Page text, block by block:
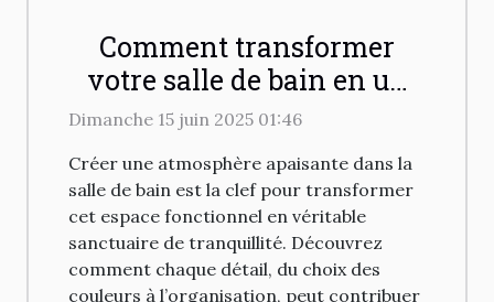
Comment transformer
votre salle de bain en un
havre de paix
Dimanche 15 juin 2025 01:46
Créer une atmosphère apaisante dans la
salle de bain est la clef pour transformer
cet espace fonctionnel en véritable
sanctuaire de tranquillité. Découvrez
comment chaque détail, du choix des
couleurs à l’organisation, peut contribuer